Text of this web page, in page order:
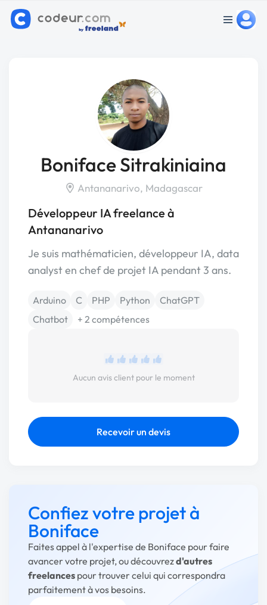
Boniface Sitrakiniaina
Antananarivo, Madagascar
Développeur IA freelance à
Antananarivo
Je suis mathématicien, développeur IA, data
analyst en chef de projet IA pendant 3 ans.
Arduino C PHP Python
ChatGPT
Chatbot
+ 2 compétences
Aucun avis client pour le moment
Recevoir un devis
Confiez votre projet à
Boniface
Faites appel à l'expertise de Boniface pour faire
avancer votre projet, ou découvrezd'autres
freelances pour trouver celui qui correspondra
parfaitement à vos besoins.